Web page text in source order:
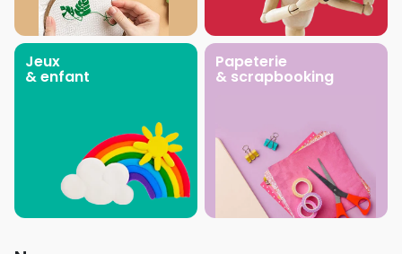
Jeux
& enfant
Papeterie
& scrapbooking